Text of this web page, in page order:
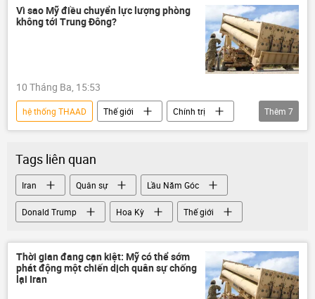
Chính trị
Thế giới
xung đột
Trung Đông
Israel
Vì sao Mỹ điều chuyển lực lượng phòng
không tới Trung Đông?
10 Tháng Ba, 15:53
hệ thống THAAD Thế giới
Chính trị
Báo chí thế giới
Hàn Quốc
Trung Đông
Hoa Kỳ
Iran
Tổ hợp tên lửa phòng không "Patriot"
Thêm 7
Tags liên quan
Iran Quân sự Lầu Năm Góc
Donald Trump Hoa Kỳ Thế giới
Thời gian đang cạn kiệt: Mỹ có thể sớm
phát động một chiến dịch quân sự chống
lại Iran